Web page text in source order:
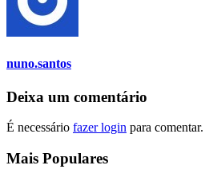
nuno.santos
Deixa um comentário
É necessário fazer login para comentar.
Mais Populares